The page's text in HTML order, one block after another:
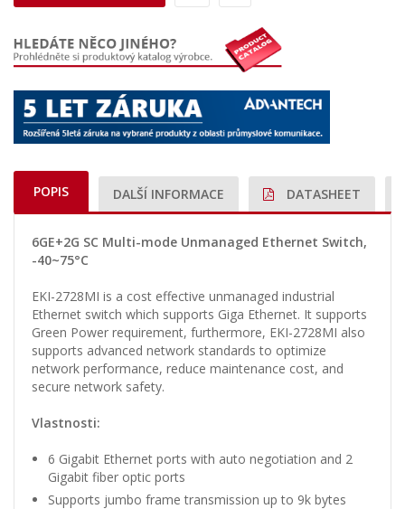
POPIS DALŠÍ INFORMACE DATASHEET
6GE+2G SC Multi-mode Unmanaged Ethernet Switch,
-40~75°C
EKI-2728MI is a cost effective unmanaged industrial
Ethernet switch which supports Giga Ethernet. It supports
Green Power requirement, furthermore, EKI-2728MI also
supports advanced network standards to optimize
network performance, reduce maintenance cost, and
secure network safety.
Vlastnosti:
6 Gigabit Ethernet ports with auto negotiation and 2
Gigabit fiber optic ports
Supports jumbo frame transmission up to 9k bytes